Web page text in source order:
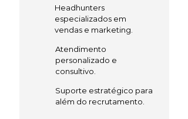
Headhunters
especializados em
vendas e marketing.
Atendimento
personalizado e
consultivo.
Suporte estratégico para
além do recrutamento.